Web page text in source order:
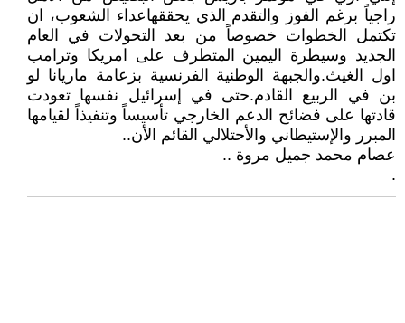
راجياً برغم الفوز والتقدم الذي يحققهاعداء الشعوب، ان
تكتمل الخطوات خصوصاً من بعد التحولات في العام
الجديد وسيطرة اليمين المتطرف على امريكا وترامب
اول الغيث.والجبهة الوطنية الفرنسية بزعامة ماريانا لو
بن في الربيع القادم.حتى في إسرائيل نفسها تعودت
قادتها على فضائح الدعم الخارجي تأسيساً وتنفيذاً لقيامها
المبرر والإستيطاني والأحتلالي القائم الأن..
عصام محمد جميل مروة ..
.